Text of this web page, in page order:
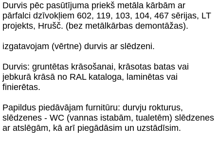
Durvis pēc pasūtījuma priekš metāla kārbām ar
pārfalci dzīvokļiem 602, 119, 103, 104, 467 sērijas, LT
projekts, Hrušč. (bez metālkārbas demontāžas).
izgatavojam (vērtne) durvis ar slēdzeni.
Durvis: gruntētas krāsošanai, krāsotas batas vai
jebkurā krāsā no RAL kataloga, laminētas vai
finierētas.
Papildus piedāvājam furnitūru: durvju rokturus,
slēdzenes - WC (vannas istabām, tualetēm) slēdzenes
ar atslēgām, kā arī piegādāsim un uzstādīsim.